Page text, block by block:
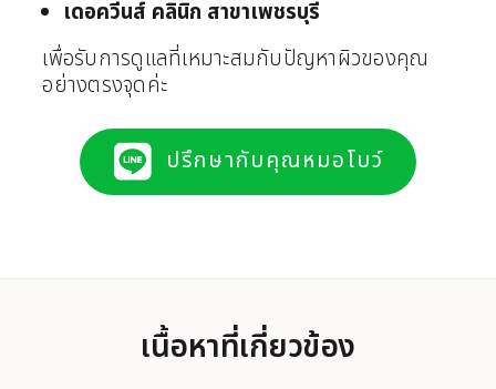
เดอควีนส์ คลินิก สาขาเพชรบุรี
เพื่อรับการดูแลที่เหมาะสมกับปัญหาผิวของคุณ
อย่างตรงจุดค่ะ
ปรึกษากับคุณหมอโบว์
เนื้อหาที่เกี่ยวข้อง